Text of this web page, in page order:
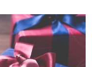
情
報.com